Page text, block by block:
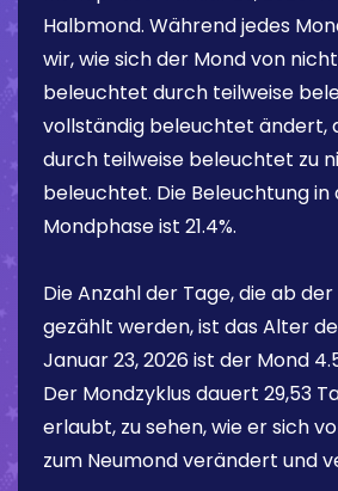
Halbmond. Während jedes
wir, wie sich der Mond von
beleuchtet durch teilweise
vollständig beleuchtet ändert,
durch teilweise beleuchtet zu
beleuchtet. Die Beleuchtung in
Mondphase ist 21.4%.
Die Anzahl der Tage, die ab
gezählt werden, ist das Alter
Januar 23, 2026 ist der Mond
Der Mondzyklus dauert 29,53
erlaubt, zu sehen, wie er sich
zum Neumond verändert und